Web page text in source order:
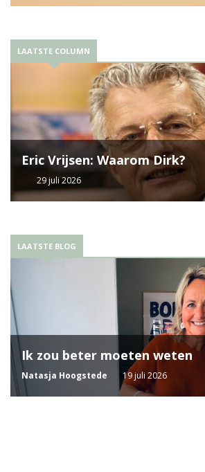
LAATSTE COLUMN
Eric Vrijsen: Waarom Dirk?
29 juli 2026
LAATSTE BLOG
Ik zou beter moeten weten
Natasja Hoogstede 19 juli 2026